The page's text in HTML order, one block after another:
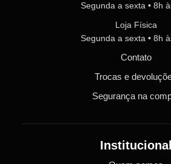
Segunda a sexta • 8h
Loja Física
Segunda a sexta • 8h
Contato
Trocas e
Segurança na
Institucional